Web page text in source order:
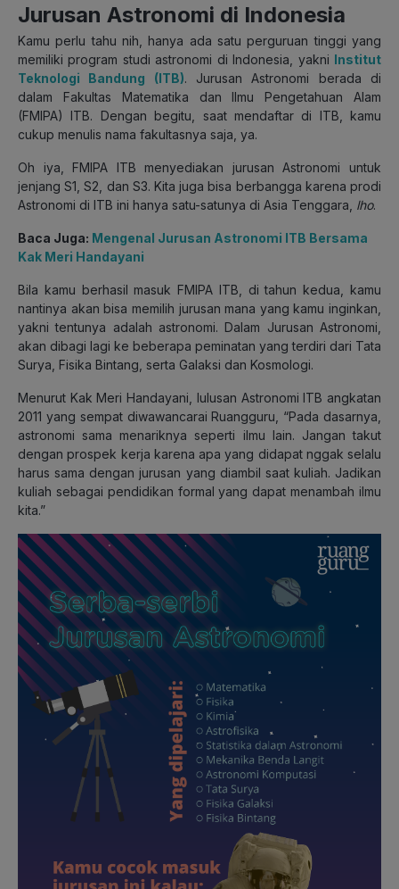
Jurusan Astronomi di Indonesia
Kamu perlu tahu nih, hanya ada satu perguruan tinggi yang
memiliki program studi astronomi di Indonesia, yakni Institut
Teknologi Bandung (ITB). Jurusan Astronomi berada di
dalam Fakultas Matematika dan Ilmu Pengetahuan Alam
(FMIPA) ITB. Dengan begitu, saat mendaftar di ITB, kamu
cukup menulis nama fakultasnya saja, ya.
Oh iya, FMIPA ITB menyediakan jurusan Astronomi untuk
jenjang S1, S2, dan S3. Kita juga bisa berbangga karena prodi
Astronomi di ITB ini hanya satu-satunya di Asia Tenggara, lho.
Baca Juga: Mengenal Jurusan Astronomi ITB Bersama
Kak Meri Handayani
Bila kamu berhasil masuk FMIPA ITB, di tahun kedua, kamu
nantinya akan bisa memilih jurusan mana yang kamu inginkan,
yakni tentunya adalah astronomi. Dalam Jurusan Astronomi,
akan dibagi lagi ke beberapa peminatan yang terdiri dari Tata
Surya, Fisika Bintang, serta Galaksi dan Kosmologi.
Menurut Kak Meri Handayani, lulusan Astronomi ITB angkatan
2011 yang sempat diwawancarai Ruangguru, “Pada dasarnya,
astronomi sama menariknya seperti ilmu lain. Jangan takut
dengan prospek kerja karena apa yang didapat nggak selalu
harus sama dengan jurusan yang diambil saat kuliah. Jadikan
kuliah sebagai pendidikan formal yang dapat menambah ilmu
kita.”